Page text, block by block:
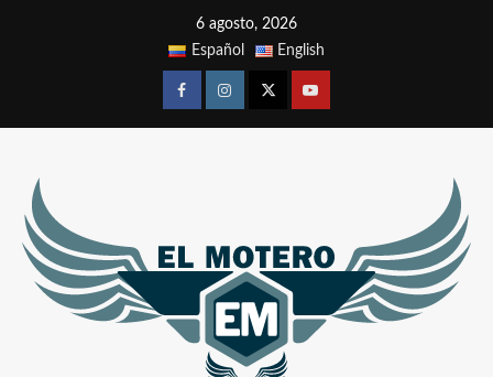
6 agosto, 2026
Español
English